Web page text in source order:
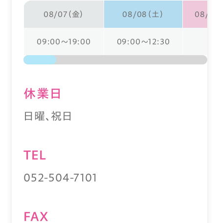
08/07（金） 08/08（土） 08/09
09:00～19:00 09:00～12:30
休業⽇
日曜、祝日
TEL
052-504-7101
FAX